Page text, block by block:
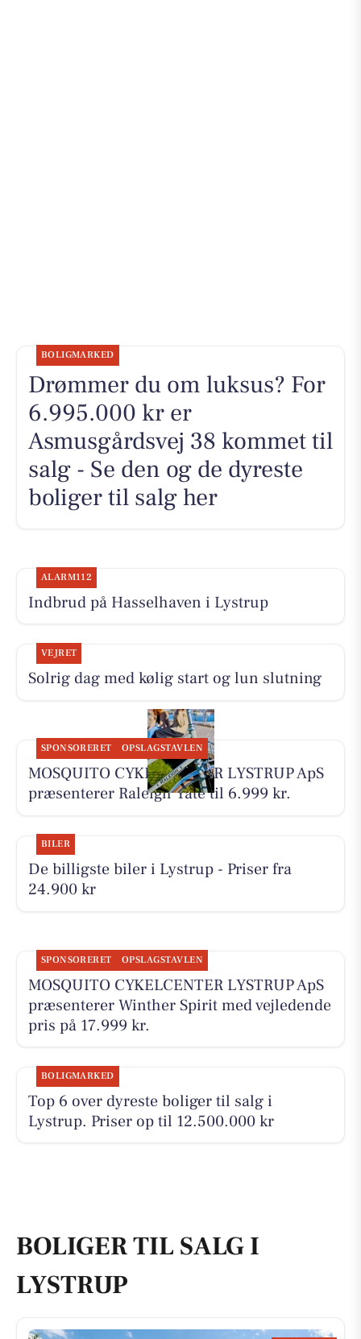
BOLIGMARKED
Drømmer du om luksus? For
6.995.000 kr er
Asmusgårdsvej 38 kommet til
salg - Se den og de dyreste
boliger til salg her
ALARM112
Indbrud på Hasselhaven i Lystrup
VEJRET
Solrig dag med kølig start og lun slutning
SPONSORERET OPSLAGSTAVLEN
MOSQUITO CYKELCENTER LYSTRUP ApS
præsenterer Raleigh Yate til 6.999 kr.
BILER
De billigste biler i Lystrup - Priser fra
24.900 kr
SPONSORERET OPSLAGSTAVLEN
MOSQUITO CYKELCENTER LYSTRUP ApS
præsenterer Winther Spirit med vejledende
pris på 17.999 kr.
BOLIGMARKED
Top 6 over dyreste boliger til salg i
Lystrup. Priser op til 12.500.000 kr
BOLIGER TIL SALG I
LYSTRUP